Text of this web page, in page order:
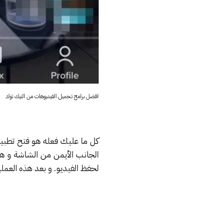
افضل برامج تحميل الفيديوهات من التيك توك
كل ما عليك فعله هو فتح
الجانب الأيمن من الشاشة و
لحفظ الفيديو. و بعد هذه